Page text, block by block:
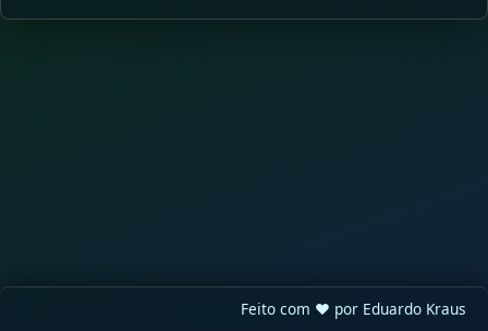
Feito com ❤️ por Eduardo Kraus